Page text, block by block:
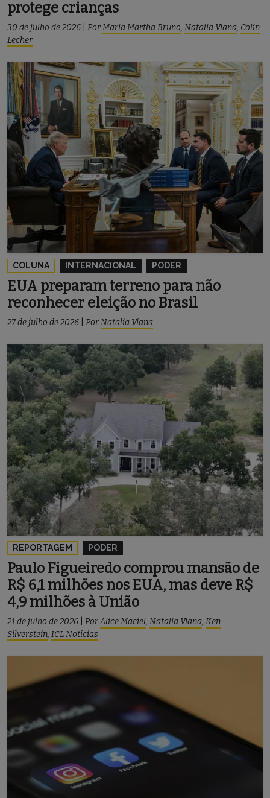
protege crianças
30 de julho de 2026 PorMaria Martha Bruno, Natalia Viana, Colin
Lecher
COLUNA INTERNACIONAL PODER
EUA preparam terreno para não
reconhecer eleição no Brasil
27 de julho de 2026 PorNatalia Viana
REPORTAGEM PODER
Paulo Figueiredo comprou mansão de
R$ 6,1 milhões nos EUA, mas deve R$
4,9 milhões à União
21 de julho de 2026 PorAlice Maciel, Natalia Viana, Ken
Silverstein, ICL Notícias